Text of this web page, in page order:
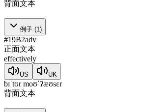
背面文本
例子 (1)
#19B2adv
正面文本
effectively
US UK
bɪˈtʊr moʊˈʔæʊsɛr
背面文本